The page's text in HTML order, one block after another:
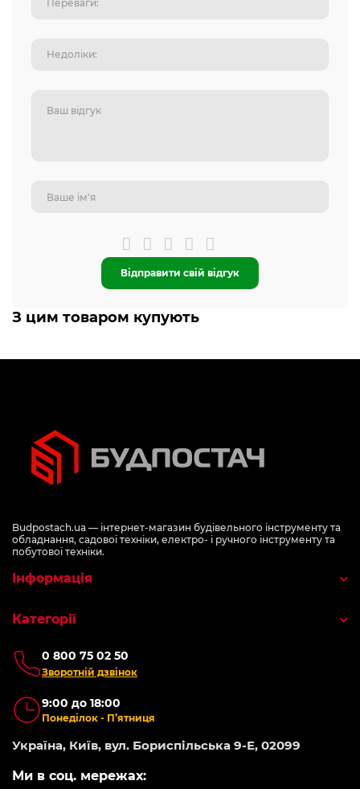
Відправити свій відгук
З цим товаром купують
Budpostach.ua — інтернет-магазин будівельного інструменту та
обладнання, садової техніки, електро- і ручного інструменту та
побутової техніки.
0 800 75 02 50
Зворотній дзвінок
9:00 до 18:00
Понеділок - П’ятниця
Україна, Київ, вул. Бориспільська 9-Е, 02099
Ми в соц. мережах:
Інформація
Категорії